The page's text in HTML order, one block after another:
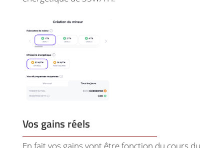
Vos gains réels
En fait vos gains vont être fonction du cours du